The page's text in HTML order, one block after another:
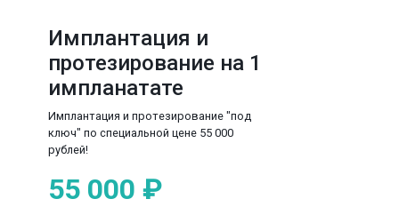
Имплантация и
протезирование на 1
импланатате
Имплантация и протезирование "под
ключ" по специальной цене 55 000
рублей!
55 000 ₽